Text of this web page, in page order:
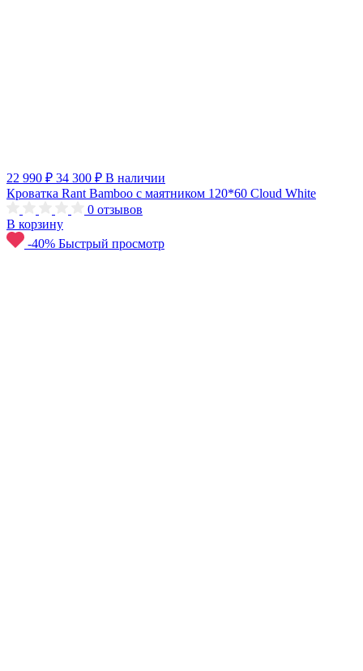
22 990 ₽ 34 300 ₽ В наличии
Кроватка Rant Bamboo с маятником 120*60 Cloud White
0 отзывов
В корзину
-40% Быстрый просмотр